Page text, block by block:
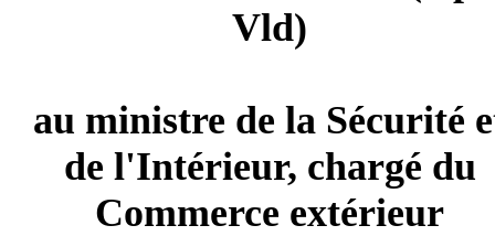
Vld)
au ministre de la Sécurité
de l'Intérieur, chargé du
Commerce extérieur